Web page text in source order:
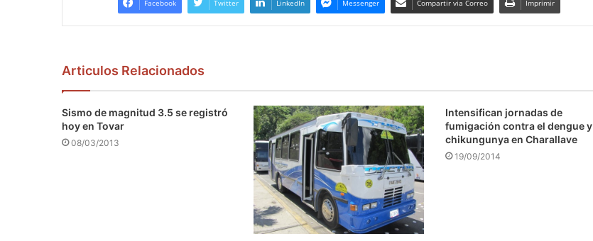
Facebook Twitter LinkedIn Messenger Compartir via Correo Imprimir
Articulos Relacionados
Sismo de magnitud 3.5 se registró
hoy en Tovar
08/03/2013
Intensifican jornadas de
fumigación contra el dengue y
chikungunya en Charallave
19/09/2014